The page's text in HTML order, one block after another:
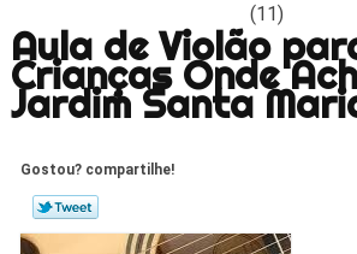
(11)
Aula de Violão
Crianças Onde
Jardim Santa
Gostou? compartilhe!